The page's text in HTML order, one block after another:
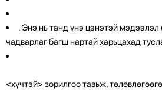
. Энэ нь танд үнэ цэнэтэй мэдээлэл
чадварлаг багш нартай харьцахад
<хүчтэй> зорилгоо тавьж,